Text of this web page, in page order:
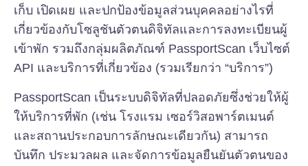
เก็บ เปิดเผย และปกป้องข้อมูลส่วนบุคคลอย่างไรที่
เกี่ยวข้องกับโซลูชันตัวตนดิจิทัลและการลงทะเบียนผู้
เข้าพัก รวมถึงกลุ่มผลิตภัณฑ์ PassportScan เว็บไซต์
API และบริการที่เกี่ยวข้อง (รวมเรียกว่า “บริการ”)
PassportScan เป็นระบบดิจิทัลที่ปลอดภัยซึ่งช่วยให้ผู้
ให้บริการที่พัก (เช่น โรงแรม เซอร์วิสอพาร์ตเมนต์
และสถานประกอบการลักษณะเดียวกัน) สามารถ
บันทึก ประมวลผล และจัดการข้อมูลยืนยันตัวตนของ